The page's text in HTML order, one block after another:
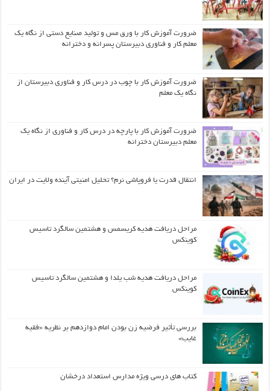
ضرورت آموزش کار با ورق مس و تولید صنایع دستی از نگاه یک
معلم کار و فناوری دبیرستان پسرانه و دخترانه
ضرورت آموزش کار با چوب در درس کار و فناوری دبیرستان از
نگاه یک معلم
ضرورت آموزش کار با پارچه در درس کار و فناوری از نگاه یک
معلم دبیرستان دخترانه
انتقال قدرت یا فروپاشی نرم؟ تحلیل امنیتی آینده ولایت در ایران
مراحل دریافت هدیه کریسمس و هشتمین سالگرد تاسیس
کوینکس
مراحل دریافت هدیه شب یلدا و هشتمین سالگرد تاسیس
کوینکس
بررسی تأثیر فرضیه زن بودن امام دوازدهم بر نظریه «فقیه
غایب»
کتاب های درسی ویژه مدارس استعداد درخشان